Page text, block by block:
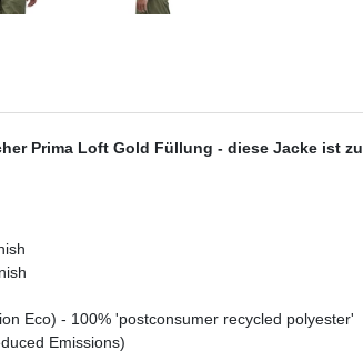
Prima Loft Gold Füllung - diese Jacke ist zu
Eco) - 100% 'postconsumer recycled polyester'
Emissions)